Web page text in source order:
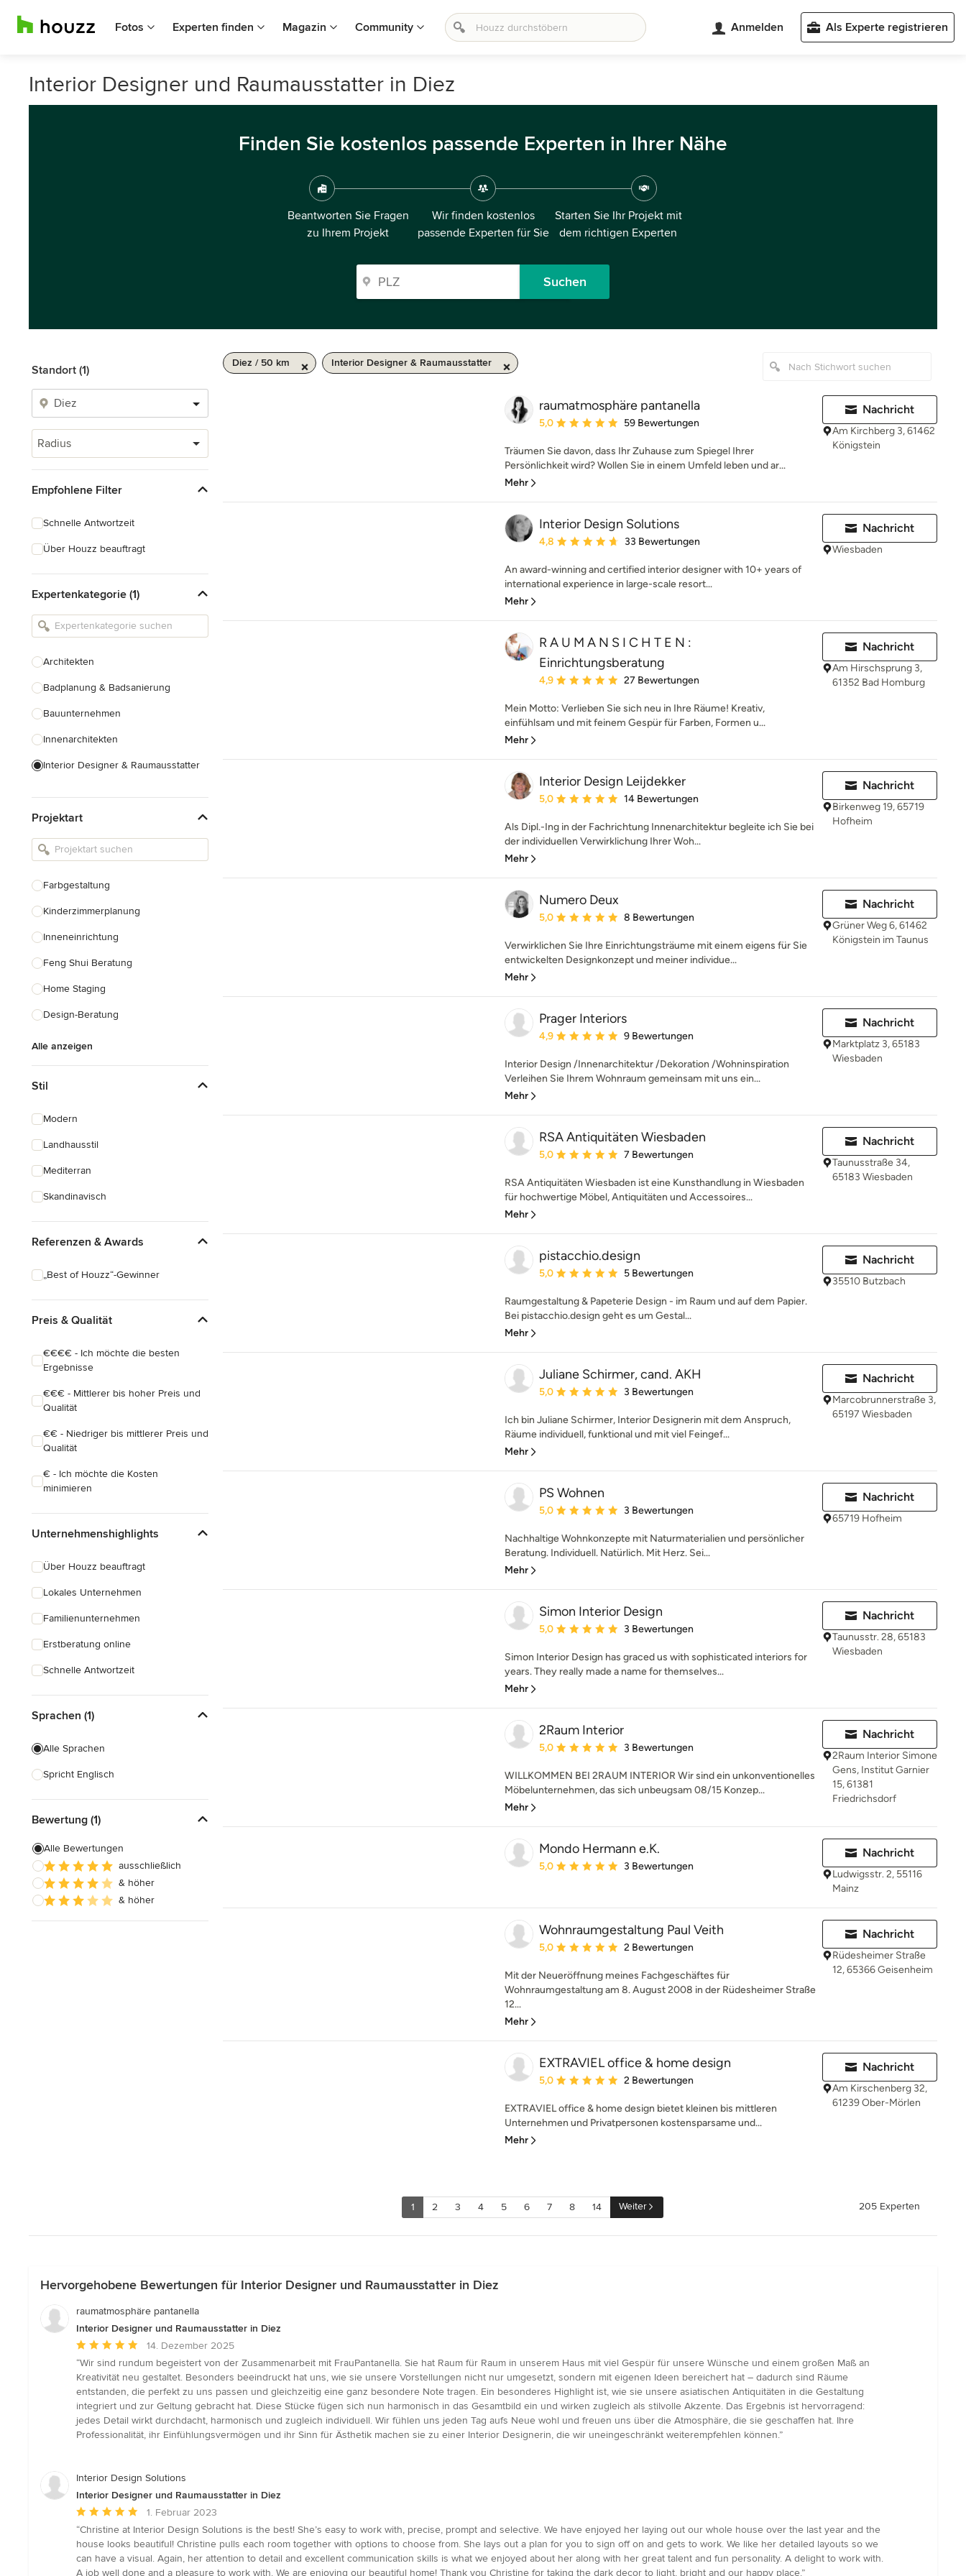
Fotos Experten finden Magazin Community Anmelden Als Experte registrieren
Interior Designer und Raumausstatter in Diez
Finden Sie kostenlos passende Experten in Ihrer Nähe
Beantworten Sie Fragen
zu Ihrem Projekt
Wir finden kostenlos
passende Experten für Sie
Starten Sie Ihr Projekt mit
dem richtigen Experten
Suchen
Standort (1)
Radius
Empfohlene Filter
Schnelle Antwortzeit
Über Houzz beauftragt
Expertenkategorie (1)
Architekten
Badplanung & Badsanierung
Bauunternehmen
Innenarchitekten
Interior Designer & Raumausstatter
Landschaftsarchitekten
Armaturen & Sanitärbedarf
Einbauschränke
Projektart
Farbgestaltung
Kinderzimmerplanung
Inneneinrichtung
Feng Shui Beratung
Home Staging
Design-Beratung
Alle anzeigen
Stil
Modern
Landhausstil
Mediterran
Skandinavisch
Referenzen & Awards
„Best of Houzz“-Gewinner
Preis & Qualität
€€€€ - Ich möchte die besten
Ergebnisse
€€€ - Mittlerer bis hoher Preis und
Qualität
€€ - Niedriger bis mittlerer Preis und
Qualität
€ - Ich möchte die Kosten
minimieren
Unternehmenshighlights
Über Houzz beauftragt
Lokales Unternehmen
Familienunternehmen
Erstberatung online
Schnelle Antwortzeit
Sprachen (1)
Alle Sprachen
Spricht Englisch
Bewertung (1)
Alle Bewertungen
ausschließlich
& höher
& höher
Diez / 50 km Interior Designer & Raumausstatter
raumatmosphäre pantanella
Durchschnittliche Bewertung: 5 von 5 Sternen
5,0 59 Bewertungen
Träumen Sie davon, dass Ihr Zuhause zum Spiegel Ihrer
Persönlichkeit wird? Wollen Sie in einem Umfeld leben und ar...
Mehr
Nachricht
Am Kirchberg 3, 61462
Königstein
Interior Design Solutions
Durchschnittliche Bewertung: 4.8 von 5 Sternen
4,8 33 Bewertungen
An award-winning and certified interior designer with 10+ years of
international experience in large-scale resort...
Mehr
Nachricht
Wiesbaden
R A U M A N S I C H T E N :
Einrichtungsberatung
Durchschnittliche Bewertung: 4.9 von 5 Sternen
4,9 27 Bewertungen
Mein Motto: Verlieben Sie sich neu in Ihre Räume! Kreativ,
einfühlsam und mit feinem Gespür für Farben, Formen u...
Mehr
Nachricht
Am Hirschsprung 3,
61352 Bad Homburg
Interior Design Leijdekker
Durchschnittliche Bewertung: 5 von 5 Sternen
5,0 14 Bewertungen
Als Dipl.-Ing in der Fachrichtung Innenarchitektur begleite ich Sie bei
der individuellen Verwirklichung Ihrer Woh...
Mehr
Nachricht
Birkenweg 19, 65719
Hofheim
Numero Deux
Durchschnittliche Bewertung: 5 von 5 Sternen
5,0 8 Bewertungen
Verwirklichen Sie Ihre Einrichtungsträume mit einem eigens für Sie
entwickelten Designkonzept und meiner individue...
Mehr
Nachricht
Grüner Weg 6, 61462
Königstein im Taunus
Prager Interiors
Durchschnittliche Bewertung: 4.9 von 5 Sternen
4,9 9 Bewertungen
Interior Design /Innenarchitektur /Dekoration /Wohninspiration
Verleihen Sie Ihrem Wohnraum gemeinsam mit uns ein...
Mehr
Nachricht
Marktplatz 3, 65183
Wiesbaden
RSA Antiquitäten Wiesbaden
Durchschnittliche Bewertung: 5 von 5 Sternen
5,0 7 Bewertungen
RSA Antiquitäten Wiesbaden ist eine Kunsthandlung in Wiesbaden
für hochwertige Möbel, Antiquitäten und Accessoires...
Mehr
Nachricht
Taunusstraße 34,
65183 Wiesbaden
pistacchio.design
Durchschnittliche Bewertung: 5 von 5 Sternen
5,0 5 Bewertungen
Raumgestaltung & Papeterie Design - im Raum und auf dem Papier.
Bei pistacchio.design geht es um Gestal...
Mehr
Nachricht
35510 Butzbach
Juliane Schirmer, cand. AKH
Durchschnittliche Bewertung: 5 von 5 Sternen
5,0 3 Bewertungen
Ich bin Juliane Schirmer, Interior Designerin mit dem Anspruch,
Räume individuell, funktional und mit viel Feingef...
Mehr
Nachricht
Marcobrunnerstraße 3,
65197 Wiesbaden
PS Wohnen
Durchschnittliche Bewertung: 5 von 5 Sternen
5,0 3 Bewertungen
Nachhaltige Wohnkonzepte mit Naturmaterialien und persönlicher
Beratung. Individuell. Natürlich. Mit Herz. Sei...
Mehr
Nachricht
65719 Hofheim
Simon Interior Design
Durchschnittliche Bewertung: 5 von 5 Sternen
5,0 3 Bewertungen
Simon Interior Design has graced us with sophisticated interiors for
years. They really made a name for themselves...
Mehr
Nachricht
Taunusstr. 28, 65183
Wiesbaden
2Raum Interior
Durchschnittliche Bewertung: 5 von 5 Sternen
5,0 3 Bewertungen
WILLKOMMEN BEI 2RAUM INTERIOR Wir sind ein unkonventionelles
Möbelunternehmen, das sich unbeugsam 08/15 Konzep...
Mehr
Nachricht
2Raum Interior Simone
Gens, Institut Garnier
15, 61381
Friedrichsdorf
Mondo Hermann e.K.
Durchschnittliche Bewertung: 5 von 5 Sternen
5,0 3 Bewertungen
Nachricht
Ludwigsstr. 2, 55116
Mainz
Wohnraumgestaltung Paul Veith
Durchschnittliche Bewertung: 5 von 5 Sternen
5,0 2 Bewertungen
Mit der Neueröffnung meines Fachgeschäftes für
Wohnraumgestaltung am 8. August 2008 in der Rüdesheimer Straße
12...
Mehr
Nachricht
Rüdesheimer Straße
12, 65366 Geisenheim
EXTRAVIEL office & home design
Durchschnittliche Bewertung: 5 von 5 Sternen
5,0 2 Bewertungen
EXTRAVIEL office & home design bietet kleinen bis mittleren
Unternehmen und Privatpersonen kostensparsame und...
Mehr
Nachricht
Am Kirschenberg 32,
61239 Ober-Mörlen
1 2 3 4 5 6 7 8 14 Weiter 205 Experten
Hervorgehobene Bewertungen für Interior Designer und Raumausstatter in Diez
raumatmosphäre pantanella
Interior Designer und Raumausstatter in Diez
Durchschnittliche
Bewertung:
5
von
5
Sternen
14. Dezember 2025
“Wir sind rundum begeistert von der Zusammenarbeit mit FrauPantanella. Sie hat Raum für Raum in unserem Haus mit viel Gespür für unsere Wünsche und einem großen Maß an
Kreativität neu gestaltet. Besonders beeindruckt hat uns, wie sie unsere Vorstellungen nicht nur umgesetzt, sondern mit eigenen Ideen bereichert hat – dadurch sind Räume
entstanden, die perfekt zu uns passen und gleichzeitig eine ganz besondere Note tragen. Ein besonderes Highlight ist, wie sie unsere asiatischen Antiquitäten in die Gestaltung
integriert und zur Geltung gebracht hat. Diese Stücke fügen sich nun harmonisch in das Gesamtbild ein und wirken zugleich als stilvolle Akzente. Das Ergebnis ist hervorragend:
jedes Detail wirkt durchdacht, harmonisch und zugleich individuell. Wir fühlen uns jeden Tag aufs Neue wohl und freuen uns über die Atmosphäre, die sie geschaffen hat. Ihre
Professionalität, ihr Einfühlungsvermögen und ihr Sinn für Ästhetik machen sie zu einer Interior Designerin, die wir uneingeschränkt weiterempfehlen können.”
Interior Design Solutions
Interior Designer und Raumausstatter in Diez
Durchschnittliche
Bewertung:
5
von
5
1. Februar 2023
“Christine at Interior Design Solutions is the best! She’s easy to work with, precise, prompt and selective. We have enjoyed her laying out our whole house over the last year and the
house looks beautiful! Christine pulls each room together with options to choose from. She lays out a plan for you to sign off on and gets to work. We like her detailed layouts so we
can have a visual. Again, her attention to detail and excellent communication skills is what we enjoyed about her along with her great talent and fun personality. A delight to work with.
A job well done and a pleasure to work with. We are enjoying our beautiful home! Thank you Christine for taking the dark decor to light, bright and our happy place.”